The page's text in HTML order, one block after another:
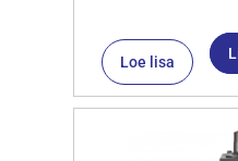
Loe lisa